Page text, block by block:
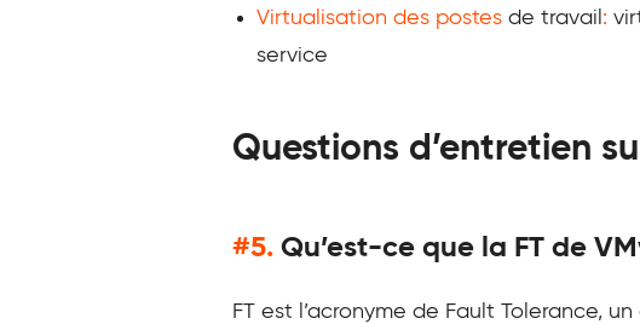
Virtualisation des postes de travail :
service
Questions d’entretien
#5. Qu’est-ce que la FT de
FT est l’acronyme de Fault Tolerance,